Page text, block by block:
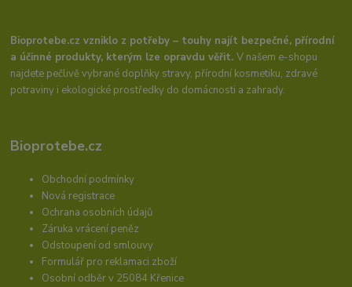
Bioprotebe.cz vzniklo z potřeby – touhy najít bezpečné, přírodní
a účinné produkty, kterým lze opravdu věřit.V našem e-shopu
najdete pečlivě vybrané doplňky stravy, přírodní kosmetiku, zdravé
potraviny i ekologické prostředky do domácnosti a zahrady.
Bioprotebe.cz
Obchodní podmínky
Nová registrace
Ochrana osobních údajů
Záruka vrácení peněz
Odstoupení od smlouvy
Formulář pro reklamaci zboží
Osobní odběr v 25084 Křenice